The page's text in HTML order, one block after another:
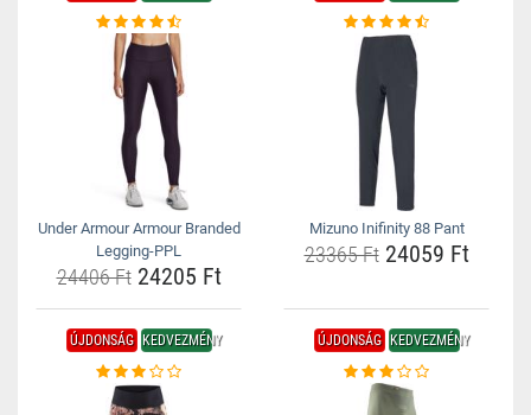
Under Armour Armour Branded
Legging-PPL
24406 Ft24205 Ft
Mizuno Inifinity 88 Pant
23365 Ft24059 Ft
ÚJDONSÁG KEDVEZMÉNY ÚJDONSÁG KEDVEZMÉNY